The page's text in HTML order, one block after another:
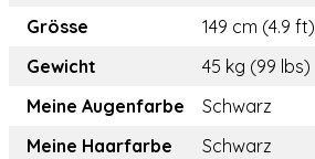
Grösse
149 cm (4.9 ft)
Gewicht
45 kg (99 lbs)
Meine Augenfarbe
Schwarz
Meine Haarfarbe
Schwarz